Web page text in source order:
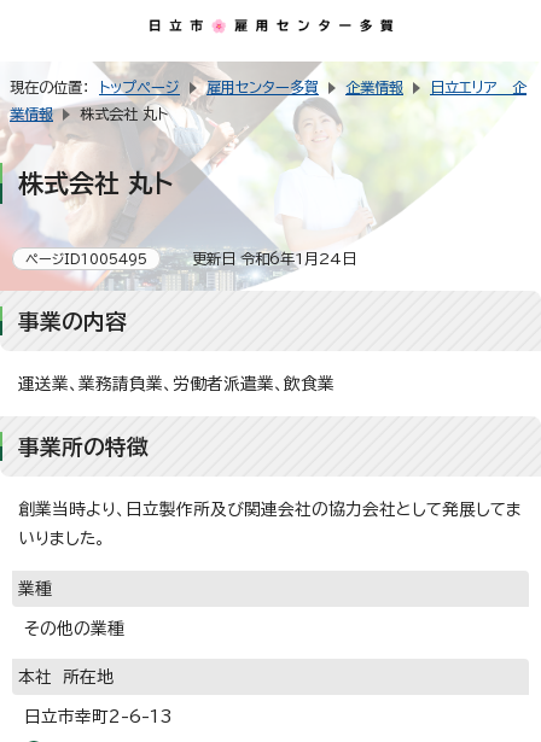
現在の位置： トップページ 雇用センター多賀 企業情報
日立エリア 企
業情報
株式会社 丸ト
株式会社 丸ト
ページID1005495 更新日 令和6年1月24日
事業の内容
運送業、業務請負業、労働者派遣業、飲食業
事業所の特徴
創業当時より、日立製作所及び関連会社の協力会社として発展してま
いりました。
業種
その他の業種
本社 所在地
日立市幸町2-6-13